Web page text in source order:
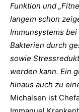
Funktion und
langem schon
Immunsystems
Bakterien durch
sowie
werden kann. Ein
hinaus auch zu
Michalsen ist